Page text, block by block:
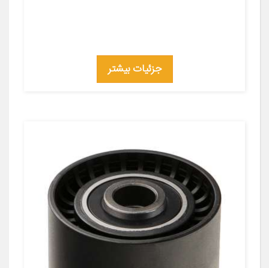
جزئیات بیشتر